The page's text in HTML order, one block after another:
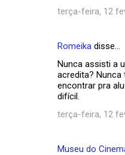
terça-feira, 12
Romeika disse…
Nunca assisti a
acredita? Nunca
encontrar pra
difícil.
terça-feira, 12
Museu do